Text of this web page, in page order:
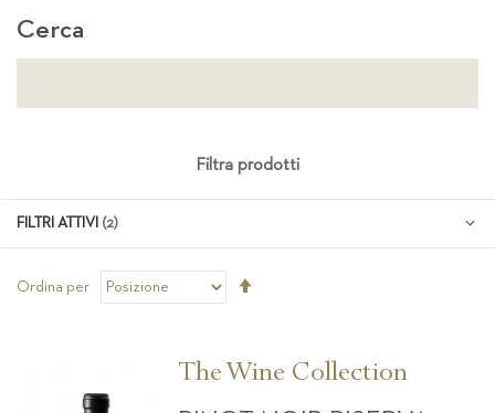
Ordina per
The Wine Collection
Cerca
Filtra prodotti
FILTRI ATTIVI